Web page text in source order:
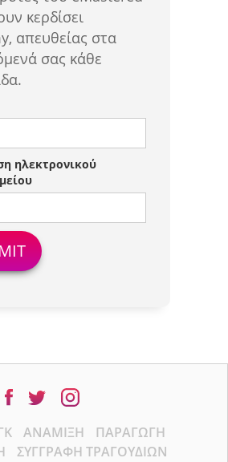
κερδίσει
απευθείας στα
σας κάθε
ηλεκτρονικού
ΑΝΆΜΙΞΗ
ΠΑΡΑΓΩΓΉ
ΣΥΓΓΡΑΦΉ ΤΡΑΓΟΥΔΙΏΝ